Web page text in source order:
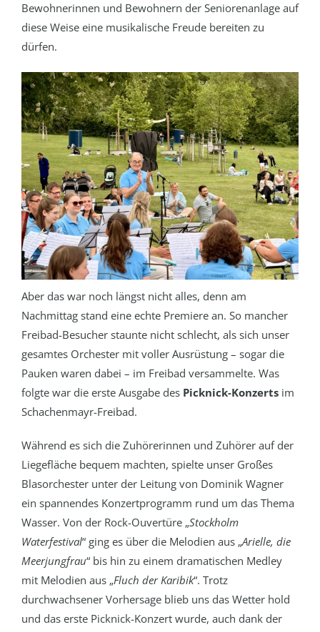
Bewohnerinnen und Bewohnern der Seniorenanlage auf
diese Weise eine musikalische Freude bereiten zu
dürfen.
Aber das war noch längst nicht alles, denn am
Nachmittag stand eine echte Premiere an. So mancher
Freibad-Besucher staunte nicht schlecht, als sich unser
gesamtes Orchester mit voller Ausrüstung – sogar die
Pauken waren dabei – im Freibad versammelte. Was
folgte war die erste Ausgabe des Picknick-Konzerts im
Schachenmayr-Freibad.
Während es sich die Zuhörerinnen und Zuhörer auf der
Liegefläche bequem machten, spielte unser Großes
Blasorchester unter der Leitung von Dominik Wagner
ein spannendes Konzertprogramm rund um das Thema
Wasser. Von der Rock-Ouvertüre „Stockholm
Waterfestival“ ging es über die Melodien aus „Arielle, die
Meerjungfrau“ bis hin zu einem dramatischen Medley
mit Melodien aus „Fluch der Karibik“. Trotz
durchwachsener Vorhersage blieb uns das Wetter hold
und das erste Picknick-Konzert wurde, auch dank der